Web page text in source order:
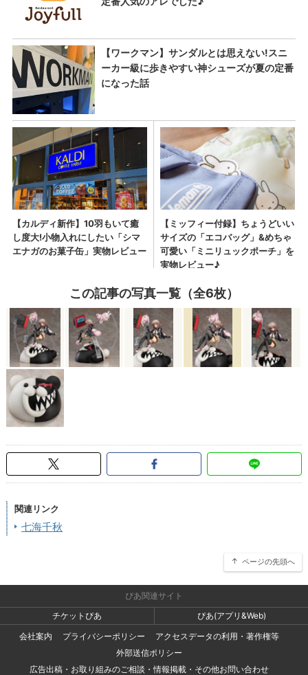
この記事の写真一覧（全6枚）
関連リンク
七海千秋
ページの先頭へ
ぴあ関連サイト
チケットぴあ
ぴあ(アプリ&Web)
会社案内
プライバシーポリシー
アクセスデータの利用・著作権等
外部送信ポリシー
広告出稿・お取り組みのご相談・情報掲載・その他お問い合わせ